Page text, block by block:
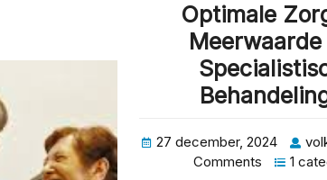
Optimale
Meerwaarde
27 december, 2024
Comments
1